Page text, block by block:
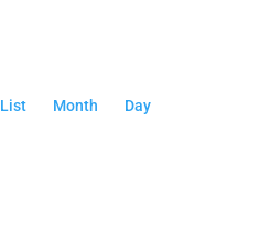
DE
List Month Day